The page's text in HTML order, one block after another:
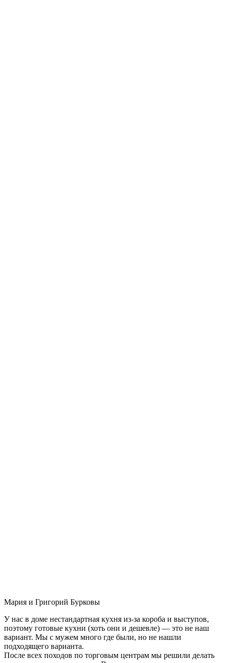
Мария и Григорий Бурковы
У нас в доме нестандартная кухня из-за короба и выступов,
поэтому готовые кухни (хоть они и дешевле) — это не наш
вариант. Мы с мужем много где были, но не нашли
подходящего варианта.
После всех походов по торговым центрам мы решили делать